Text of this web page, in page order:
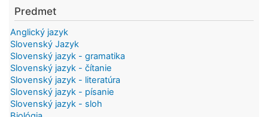
Predmet
Anglický jazyk
Slovenský Jazyk
Slovenský jazyk - gramatika
Slovenský jazyk - čítanie
Slovenský jazyk - literatúra
Slovenský jazyk - písanie
Slovenský jazyk - sloh